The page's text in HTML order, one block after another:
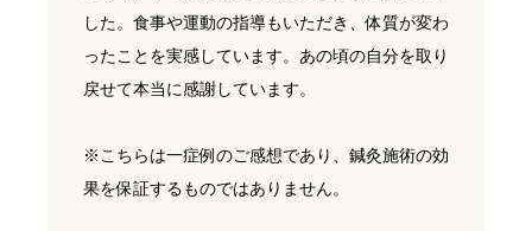
した。食事や運動の指導もいただき、体質が変わ
ったことを実感しています。あの頃の自分を取り
戻せて本当に感謝しています。
※こちらは一症例のご感想であり、鍼灸施術の効
果を保証するものではありません。